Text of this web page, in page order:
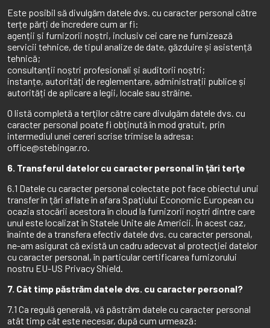
Este posibil să divulgăm datele dvs. cu caracter personal către
terțe părți de încredere cum ar fi:
agenții și furnizorii noștri, inclusiv cei care ne furnizează
servicii tehnice, de tipul analize de date, găzduire și asistență
tehnică;
consultanții noștri profesionali și auditorii noștri;
instanțe, autorități de reglementare, administrații publice și
autorități de aplicare a legii, locale sau străine.
O listă completă a terţilor către care divulgăm datele dvs. cu
caracter personal poate fi obţinută în mod gratuit, prin
intermediul unei cereri scrise trimise la adresa:
office@stebingar.ro.
6. Transferul datelor cu caracter personal în ţări terţe
6.1 Datele cu caracter personal colectate pot face obiectul unui
transfer în ţări aflate în afara Spaţiului Economic European cu
ocazia stocării acestora în cloud la furnizorii noștri dintre care
unul este localizat în Statele Unite ale Americii. În acest caz,
înainte de a transfera efectiv datele dvs. cu caracter personal,
ne-am asigurat că există un cadru adecvat al protecţiei datelor
cu caracter personal, în particular certificarea furnizorului
nostru EU-US Privacy Shield.
7. Cât timp păstrăm datele dvs. cu caracter personal?
7.1 Ca regulă generală, vă păstrăm datele cu caracter personal
atât timp cât este necesar, după cum urmează: